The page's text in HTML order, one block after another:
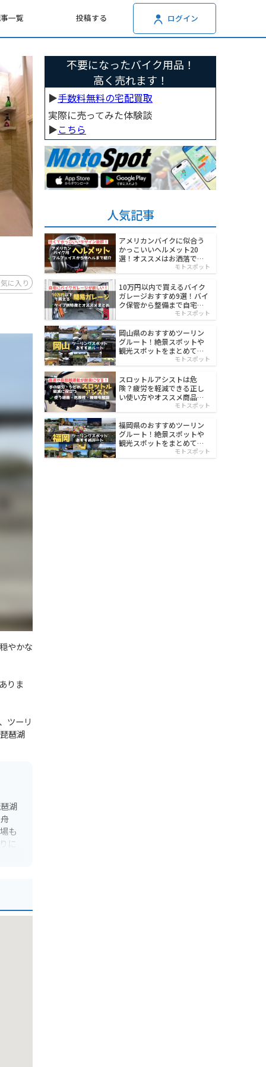
一覧 投稿する ログイン
に入り
やかな
りま
ツーリ
琶湖
湖
も
に
ト
不要になったバイク用品！
高く売れます！
▶︎手数料無料の宅配買取
実際に売ってみた体験談
▶︎こちら
人気記事
アメリカンバイクに似合う
かっこいいヘルメット20
選！オススメはお洒落でワ
モトスポット
10万円以内で買えるバイク
ガレージおすすめ9選！バイ
ク保管から整備まで自宅で
モトスポット
岡山県のおすすめツーリン
グルート！絶景スポットや
観光スポットをまとめて紹
モトスポット
スロットルアシストは危
険？疲労を軽減できる正し
い使い方やオススメ商品を
モトスポット
福岡県のおすすめツーリン
グルート！絶景スポットや
観光スポットをまとめて紹
モトスポット